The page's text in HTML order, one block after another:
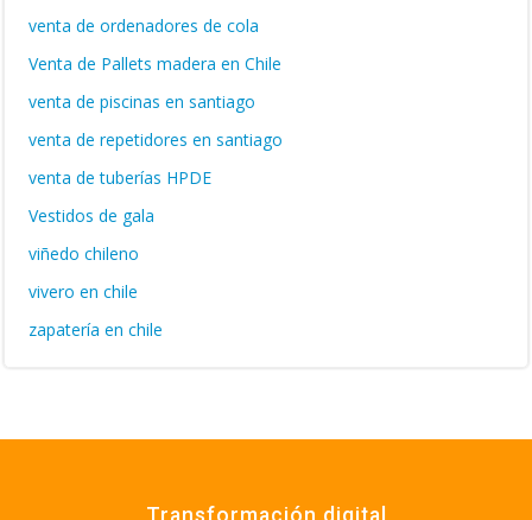
venta de ordenadores de cola
Venta de Pallets madera en Chile
venta de piscinas en santiago
venta de repetidores en santiago
venta de tuberías HPDE
Vestidos de gala
viñedo chileno
vivero en chile
zapatería en chile
Transformación digital